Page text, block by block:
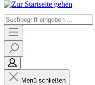
Menü schließen